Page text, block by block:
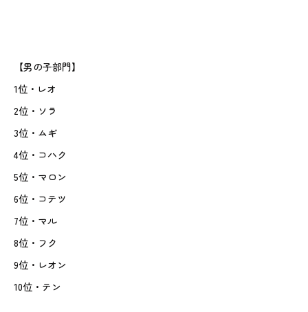
【男の子部門】
1位・レオ
2位・ソラ
3位・ムギ
4位・コハク
5位・マロン
6位・コテツ
7位・マル
8位・フク
9位・レオン
10位・テン